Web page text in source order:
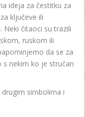
ideja za čestitku za
ključeve ili
čitaoci su trazili
ruskom ili
da se za
nekim ko je stručan
simbolima i